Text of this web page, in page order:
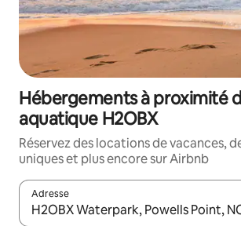
Hébergements à proximité
aquatique H2OBX
Réservez des locations de vacances,
uniques et plus encore sur Airbnb
Adresse
Lorsque les résultats s'affichent, utilisez